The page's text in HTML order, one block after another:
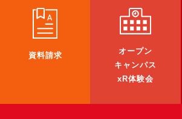
資料請求
オープン
キャンパス
xR体験会